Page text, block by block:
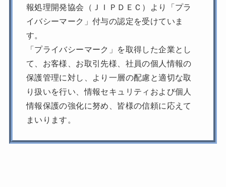
報処理開発協会（ＪＩＰＤＥＣ）より「プラ
イバシーマーク」付与の認定を受けていま
す。
「プライバシーマーク」を取得した企業とし
て、お客様、お取引先様、社員の個人情報の
保護管理に対し、より一層の配慮と適切な取
り扱いを行い、情報セキュリティおよび個人
情報保護の強化に努め、皆様の信頼に応えて
まいります。